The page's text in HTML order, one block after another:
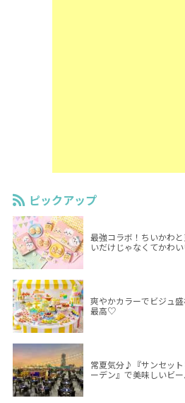
ピックアップ
最強コラボ！ちいかわ
いだけじゃなくてかわ
爽やかカラーでビジュ
最高♡
常夏気分♪『サンセッ
ーデン』で美味しいビー